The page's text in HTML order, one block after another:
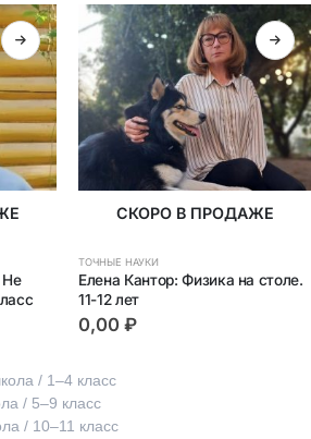
Не
СКОРО В ПРОДАЖЕ
ТОЧНЫЕ НАУКИ
Елена Кантор: Физика на столе.
11-12 лет
0,00 ₽
/ 1–4 класс
/ 5–9 класс
/ 10–11 класс